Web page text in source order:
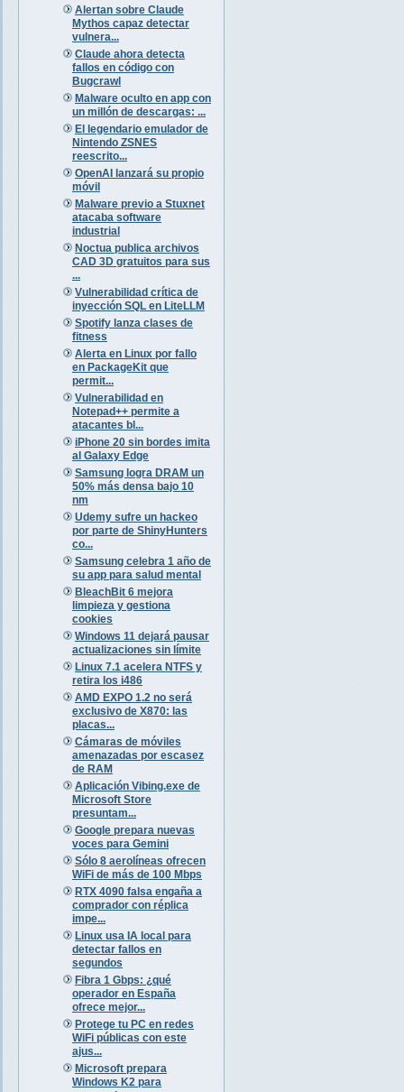
Alertan sobre Claude
Mythos capaz detectar
vulnera...
Claude ahora detecta
fallos en código con
Bugcrawl
Malware oculto en app con
un millón de descargas: ...
El legendario emulador de
Nintendo ZSNES
reescrito...
OpenAI lanzará su propio
móvil
Malware previo a Stuxnet
atacaba software
industrial
Noctua publica archivos
CAD 3D gratuitos para sus
...
Vulnerabilidad crítica de
inyección SQL en LiteLLM
Spotify lanza clases de
fitness
Alerta en Linux por fallo
en PackageKit que
permit...
Vulnerabilidad en
Notepad++ permite a
atacantes bl...
iPhone 20 sin bordes imita
al Galaxy Edge
Samsung logra DRAM un
50% más densa bajo 10
nm
Udemy sufre un hackeo
por parte de ShinyHunters
co...
Samsung celebra 1 año de
su app para salud mental
BleachBit 6 mejora
limpieza y gestiona
cookies
Windows 11 dejará pausar
actualizaciones sin límite
Linux 7.1 acelera NTFS y
retira los i486
AMD EXPO 1.2 no será
exclusivo de X870: las
placas...
Cámaras de móviles
amenazadas por escasez
de RAM
Aplicación Vibing.exe de
Microsoft Store
presuntam...
Google prepara nuevas
voces para Gemini
Sólo 8 aerolíneas ofrecen
WiFi de más de 100 Mbps
RTX 4090 falsa engaña a
comprador con réplica
impe...
Linux usa IA local para
detectar fallos en
segundos
Fibra 1 Gbps: ¿qué
operador en España
ofrece mejor...
Protege tu PC en redes
WiFi públicas con este
ajus...
Microsoft prepara
Windows K2 para